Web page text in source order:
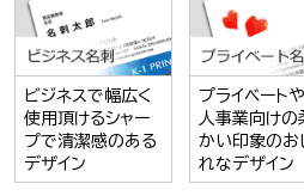
ビジネスで幅広く
使用頂けるシャー
プで清潔感のある
デザイン
プライベート
人事業向けの
かい印象のお
れなデザイン